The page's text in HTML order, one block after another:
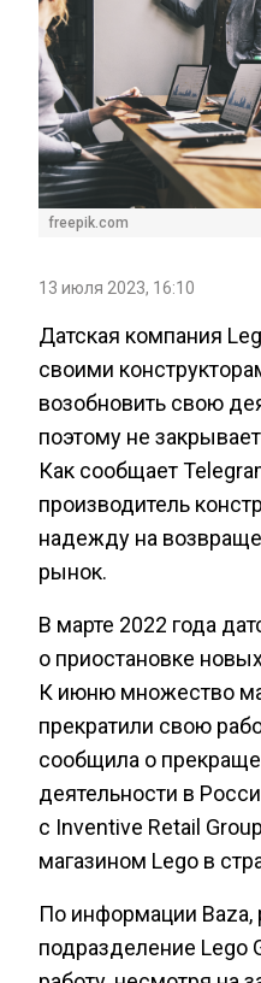
freepik.com
13 июля 2023, 16:10
Датская компания
своими
возобновить свою
поэтому не
Как сообщает
производитель
надежду на
рынок.
В марте 2022 года
о приостановке
К июню множество
прекратили свою
сообщила о
деятельности в
с Inventive Retail
магазином Lego в
По информации Baza,
подразделение Lego